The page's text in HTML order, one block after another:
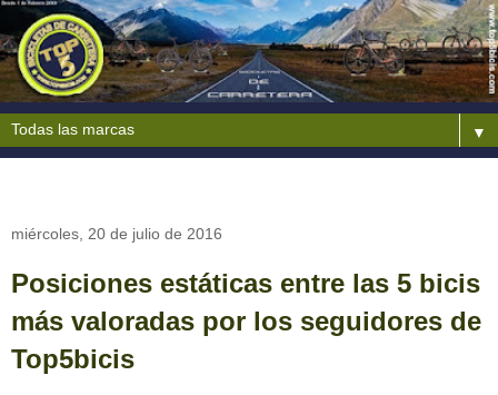
▼
miércoles, 20 de julio de 2016
Posiciones estáticas entre las 5 bicis
más valoradas por los seguidores de
Top5bicis